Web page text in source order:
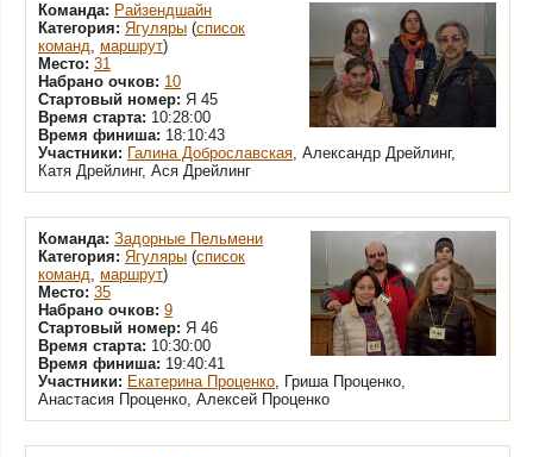
Команда: Райзендшайн
Категория: Ягуляры (список
команд, маршрут)
Место: 31
Набрано очков: 10
Стартовый номер: Я 45
Время старта: 10:28:00
Время финиша: 18:10:43
Участники: Галина Доброславская, Александр Дрейлинг,
Катя Дрейлинг, Ася Дрейлинг
Команда: Задорные Пельмени
Категория: Ягуляры (список
команд, маршрут)
Место: 35
Набрано очков: 9
Стартовый номер: Я 46
Время старта: 10:30:00
Время финиша: 19:40:41
Участники: Екатерина Проценко, Гриша Проценко,
Анастасия Проценко, Алексей Проценко